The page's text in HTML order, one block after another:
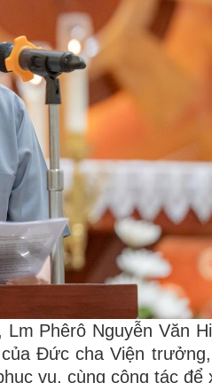
Phêrô Nguyễn Văn
Đức cha Viện
vụ, cùng cộng tác